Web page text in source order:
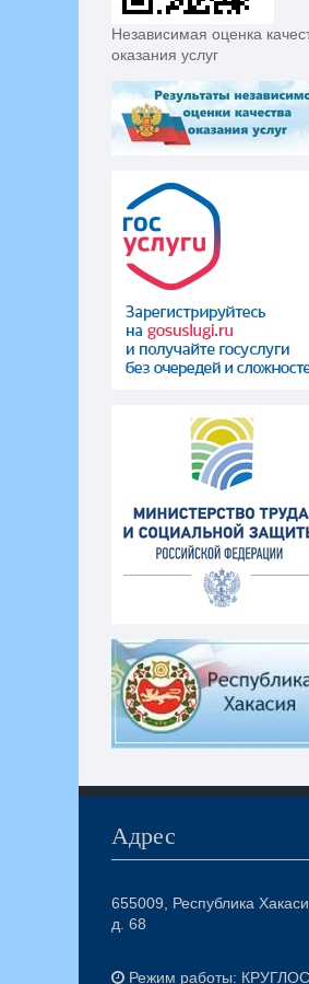
Независимая оценка
оказания услуг
Адрес
655009, Республика
д. 68
Режим работы: